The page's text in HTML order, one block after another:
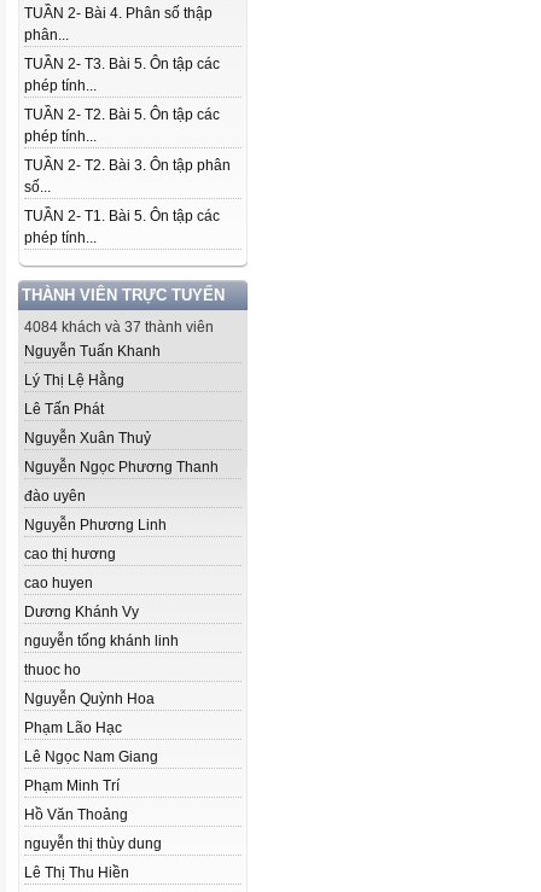
TUẦN 2- Bài 4. Phân số thập
phân...
TUẦN 2- T3. Bài 5. Ôn tập các
phép tính...
TUẦN 2- T2. Bài 5. Ôn tập các
phép tính...
TUẦN 2- T2. Bài 3. Ôn tập phân
số...
TUẦN 2- T1. Bài 5. Ôn tập các
phép tính...
THÀNH VIÊN TRỰC TUYẾN
4084 khách và 37 thành viên
Nguyễn Tuấn Khanh
Lý Thị Lệ Hằng
Lê Tấn Phát
Nguyễn Xuân Thuỷ
Nguyễn Ngọc Phương Thanh
đào uyên
Nguyễn Phương Linh
cao thị hương
cao huyen
Dương Khánh Vy
nguyễn tống khánh linh
thuoc ho
Nguyễn Quỳnh Hoa
Phạm Lão Hạc
Lê Ngọc Nam Giang
Phạm Minh Trí
Hồ Văn Thoảng
nguyễn thị thùy dung
Lê Thị Thu Hiền